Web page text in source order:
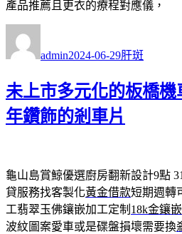
產品推薦且更衣的療程對應儀，
者
admin佈
期:
2024-06-29類
肝斑
未上市多元化的板橋
年鑽飾的剎車片
龜山島賞鯨優選廚房翻新設計9點
貸服務找客製化黃金借款短期週轉
工翡翠玉佛鑲嵌加工定制 18k金鑲嵌
波紋圖案愛車或是碟盤損壞需要換